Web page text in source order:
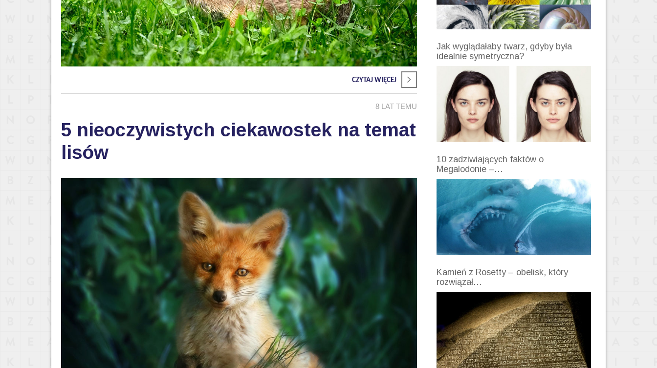
CZYTAJ WIĘCEJ
8 LAT TEMU
5 nieoczywistych ciekawostek na temat
lisów
Jak wyglądałaby twarz, gdyby była
idealnie symetryczna?
10 zadziwiających faktów o
Megalodonie –…
Kamień z Rosetty – obelisk, który
rozwiązał…